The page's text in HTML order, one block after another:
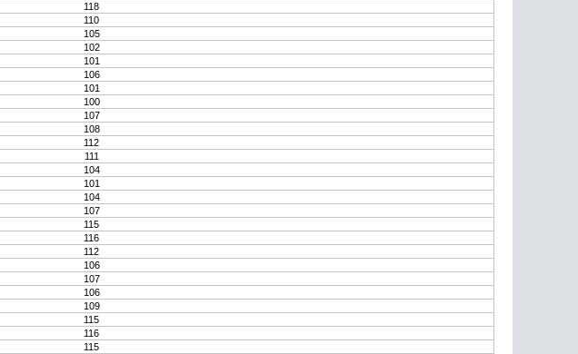
118
110
105
102
101
106
101
100
107
108
112
111
104
101
104
107
115
116
112
106
107
106
109
115
116
115